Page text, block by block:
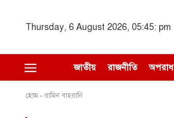
Thursday, 6 August 2026, 05:45: pm
জাতীয় রাজনীতি অপরাধ
হোম» রামিন বাহরানি